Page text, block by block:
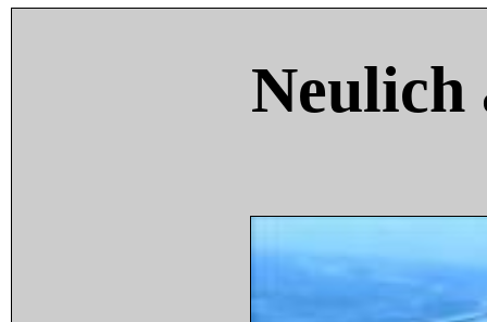
Neulich